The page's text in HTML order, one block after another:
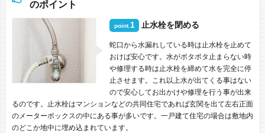
のポイント
point. 1 止水栓を閉める
蛇口から水漏れしている時は止水栓を止めて
おけば安心です。水がポタポタ止まらない時
や修理する時は止水栓を締めて水を完全に停
止させます。これ以上水が出てくる事はない
ので安心してお出かけや修理を行う事が出来
るのです。止水栓はマンションなどの共同住宅であれば玄関を出て左右正面
のメーターボックスの中にある事が多いです。一戸建て住宅の場合は敷地内
のどこか地中に埋め込まれています。